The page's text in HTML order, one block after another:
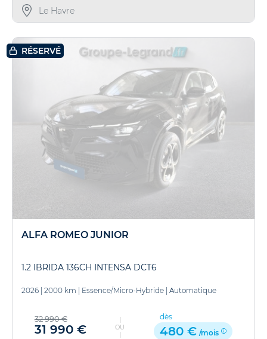
Le Havre
RÉSERVÉ
ALFA ROMEO JUNIOR
1.2 IBRIDA 136CH INTENSA DCT6
2026 2000 km Essence/Micro-Hybride Automatique
32 990 €
31 990 € OU
dès
480 € /mois